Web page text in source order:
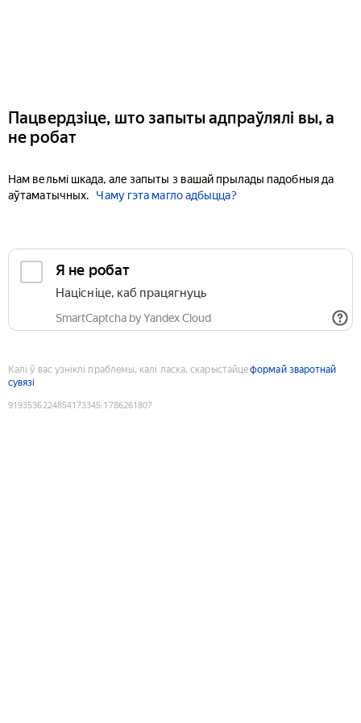
Пацвердзіце, што запыты адпраўлялі вы, а
не робат
Нам вельмі шкада, але запыты з вашай прылады падобныя да
аўтаматычных.
Чаму гэта магло адбыцца?
Я не робат
Націсніце, каб працягнуць
SmartCaptcha by Yandex Cloud
Калі ў вас узніклі праблемы, калі ласка, скарыстайцеформай зваротнай
сувязі
9193536224854173345:1786261807